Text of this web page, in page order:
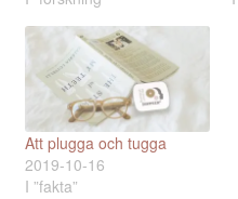
Att plugga och tugga
2019-10-16
I ”fakta”